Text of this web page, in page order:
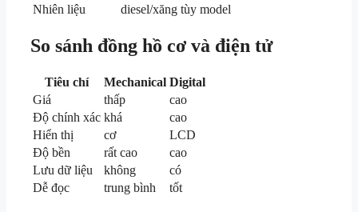
Nhiên liệu
diesel/xăng tùy model
So sánh đồng hồ cơ và điện tử
Tiêu chí Mechanical Digital
Giá
thấp
cao
Độ chính xác khá
cao
Hiển thị
cơ
LCD
Độ bền
rất cao
cao
Lưu dữ liệu
không
có
Dễ đọc
trung bình tốt